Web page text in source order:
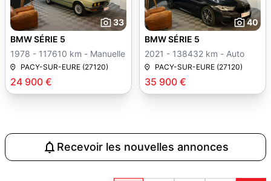
33
24 900 €
BMW SÉRIE 5
1978 - 117610 km - Manuelle
PACY-SUR-EURE (27120)
40
35 900 €
BMW SÉRIE 5
2021 - 138432 km - Auto
PACY-SUR-EURE (27120)
Recevoir les nouvelles annonces